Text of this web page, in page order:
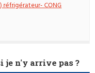
CONG
je n'y arrive pas ?